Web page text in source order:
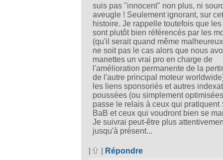
suis pas "innocent" non plus, ni
aveugle ! Seulement ignorant, sur
histoire. Je rappelle toutefois que
sont plutôt bien référencés par les
(qu'il serait quand même
ne soit pas le cas alors que nous
manettes un vrai pro en charge de
l'amélioration permanente de la
de l'autre principal moteur
les liens sponsoriés et autres
poussées (ou simplement
passe le relais à ceux qui pratiquent
BaB et ceux qui voudront bien se
Je suivrai peut-être plus
jusqu'à présent...
Répondre